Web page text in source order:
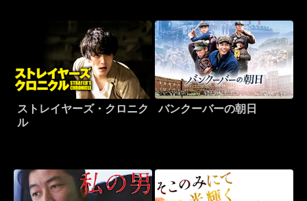
ストレイヤーズ・クロニク
ル
バンクーバーの朝日